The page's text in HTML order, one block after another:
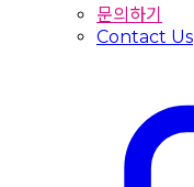
문의하기
Contact Us